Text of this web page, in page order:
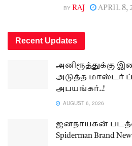
BY RAJ APRIL 8,
Recent Updates
அனிரூத்துக்கு
அடுத்த மாஸ்டர்
அபயங்கர்..!
AUGUST 6, 2026
ஜனநாயகன்
Spiderman Brand